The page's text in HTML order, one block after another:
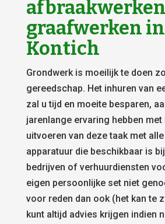
graafwerken in
Kontich
Grondwerk is moeilijk te doen
gereedschap. Het inhuren van
zal u tijd en moeite besparen,
jarenlange ervaring hebben met
uitvoeren van deze taak met
apparatuur die beschikbaar is
bedrijven of verhuurdiensten
eigen persoonlijke set niet
voor reden dan ook (het kan te
kunt altijd advies krijgen indien